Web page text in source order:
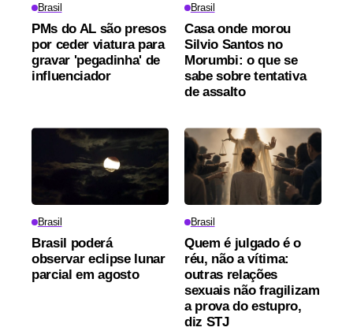
Brasil
PMs do AL são presos
por ceder viatura para
gravar 'pegadinha' de
influenciador
Brasil
Casa onde morou
Silvio Santos no
Morumbi: o que se
sabe sobre tentativa
de assalto
Brasil
Brasil poderá
observar eclipse lunar
parcial em agosto
Brasil
Quem é julgado é o
réu, não a vítima:
outras relações
sexuais não fragilizam
a prova do estupro,
diz STJ